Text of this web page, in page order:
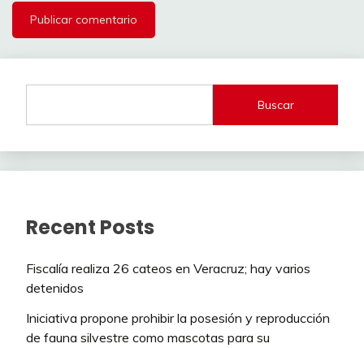
Buscar
Recent Posts
Fiscalía realiza 26 cateos en Veracruz; hay varios
detenidos
Iniciativa propone prohibir la posesión y reproducción
de fauna silvestre como mascotas para su